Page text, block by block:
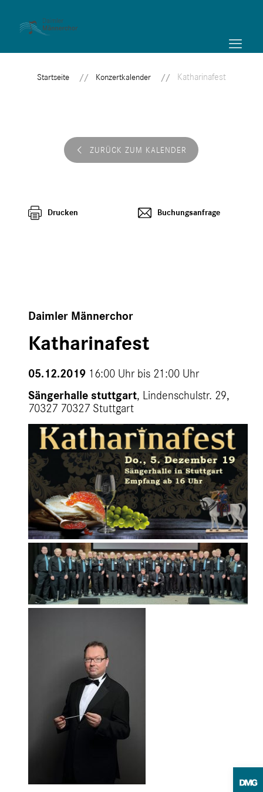
Startseite Konzertkalender Katharinafest
Buchungsanfrage
Drucken
Daimler Männerchor
Katharinafest
05.12.2019 16:00 Uhr bis 21:00 Uhr
Sängerhalle stuttgart, Lindenschulstr. 29,
70327 70327 Stuttgart
ZURÜCK ZUM KALENDER